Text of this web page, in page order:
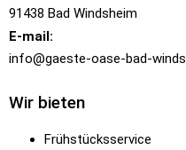
91438 Bad Windsheim
E-mail:
info@gaeste-oase-bad-
Wir bieten
Frühstücksservice